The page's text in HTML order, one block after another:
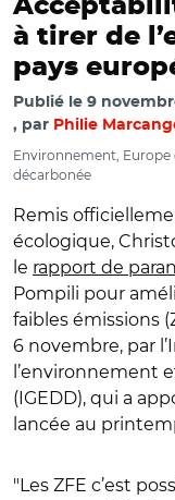
à tirer de
pays
Publié le 9
par Philie
Environnement,
décarbonée
Remis
écologique,
le rapport de
Pompili pour
faibles émissions
6 novembre, par
l’environnement
(IGEDD), qui a
lancée au
"Les ZFE c’est